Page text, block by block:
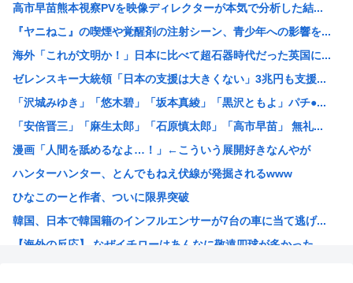
柳葉敏郎の代表作、「踊る大捜査線しかない」
産経新聞、東北で新聞発行休止へ
【衝撃】JKの従姉妹が泊まりに来た結果www
【速報】なぜか読める画像が発見されるwww
【衝撃】清水アキラさんの息子・清水良太郎さん死去で落語家...
【困惑】ミセスグリーンアップルさんってもう落ち目なんか？...
特定外来カミキリムシに1匹300円の賞金をかけた高崎市、...
【朗報】 消費減税、閣議決定 来年4月から2年間1％に
まんさん被災地に手作りおにぎりを出荷www
毎年恒例の中国大洪水。湖北省秭帰県の現在の様子がこちら
高市早苗熊本視察PVを映像ディレクターが本気で分析した結...
『ヤニねこ』の喫煙や覚醒剤の注射シーン、青少年への影響を...
海外「これが文明か！」日本に比べて超石器時代だった英国に...
ゼレンスキー大統領「日本の支援は大きくない」3兆円も支援...
「沢城みゆき」「悠木碧」「坂本真綾」「黒沢ともよ」パチ●...
「安倍晋三」「麻生太郎」「石原慎太郎」「高市早苗」 無礼...
漫画「人間を舐めるなよ…！」←こういう展開好きなんやが
ハンターハンター、とんでもねえ伏線が発掘されるwww
ひなこのーと作者、ついに限界突破
韓国、日本で韓国籍のインフルエンサーが7台の車に当て逃げ...
【海外の反応】 なぜイチローはあんなに敬遠四球が多かった...